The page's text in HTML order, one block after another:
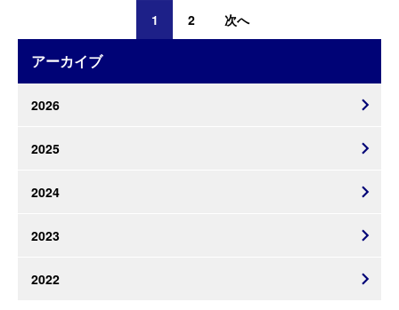
ペ
り
1 2 次へ
アーカイブ
2026
2025
2024
2023
2022